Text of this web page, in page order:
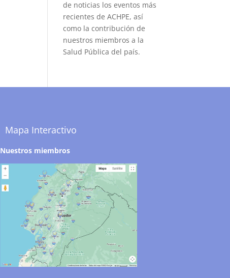
de noticias los eventos más
recientes de ACHPE, así
como la contribución de
nuestros miembros a la
Salud Pública del país.
Mapa Interactivo
Nuestros miembros